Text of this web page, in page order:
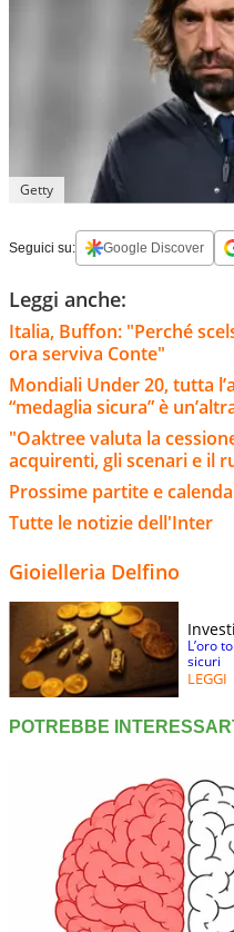
Getty
Seguici su: Google Discover
Leggi anche:
Italia, Buffon: "Perché
ora serviva Conte"
Mondiali Under 20, tutta
“medaglia sicura” è
"Oaktree valuta la
acquirenti, gli scenari e il
Prossime partite e
Tutte le notizie dell'Inter
Gioielleria Delfino
L’oro
sicuri
LEGGI